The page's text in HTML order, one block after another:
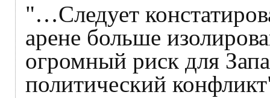
"…Следует
арене больше
огромный риск для
политический